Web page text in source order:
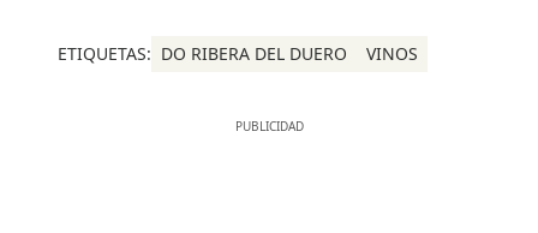
ETIQUETAS: DO RIBERA DEL DUERO VINOS